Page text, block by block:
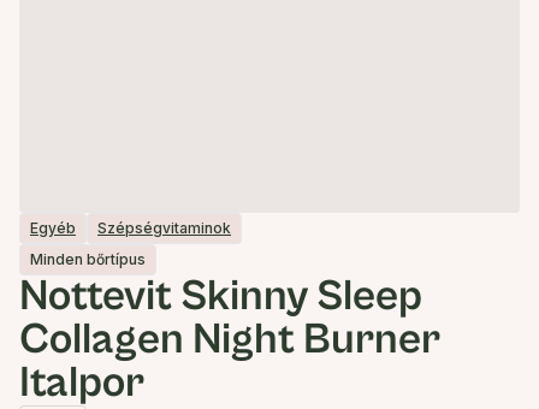
Egyéb
Szépségvitaminok
Minden bőrtípus
Nottevit Skinny Sleep
Collagen Night Burner
Italpor